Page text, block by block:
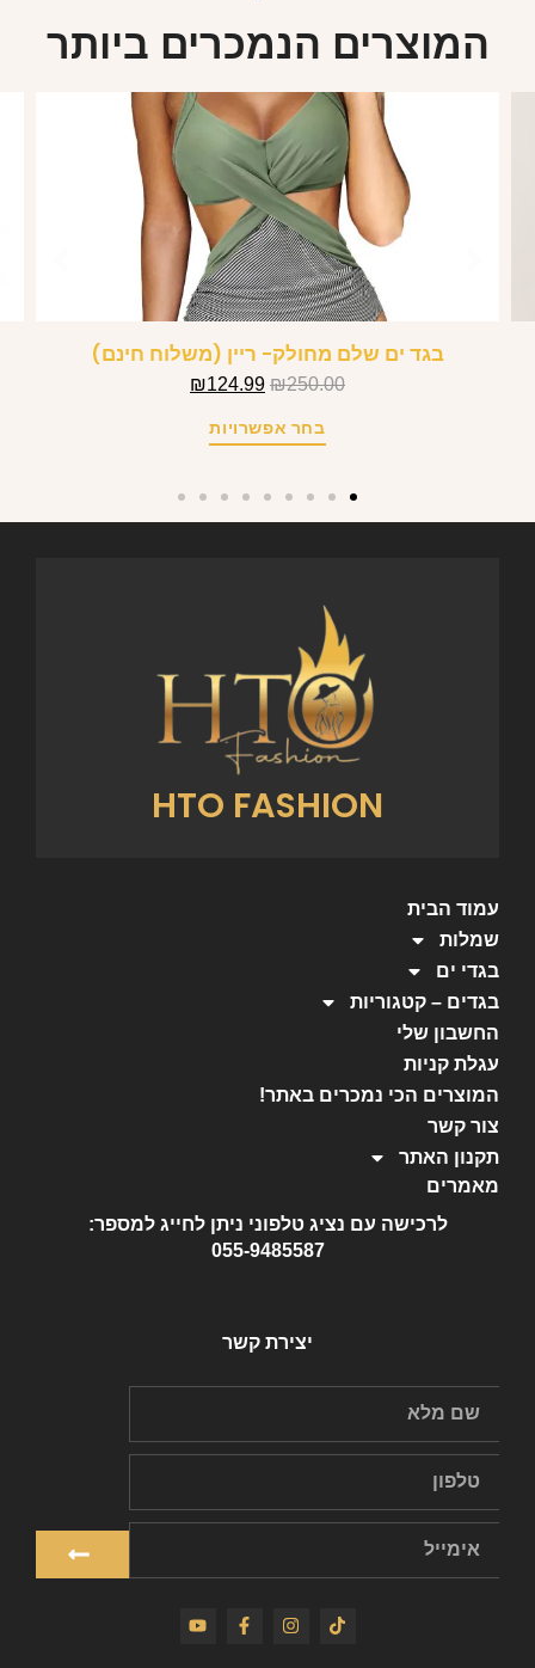
המוצרים הנמכרים ביותר
בגד ים שלם מחולק- ריין (משלוח חינם)
₪250.00
₪124.99
בחר אפשרויות
HTO FASHION
עמוד הבית
שמלות
בגדי ים
בגדים – קטגוריות
החשבון שלי
עגלת קניות
המוצרים הכי נמכרים באתר!
צור קשר
תקנון האתר
מאמרים
לרכישה עם נציג טלפוני ניתן לחייג למספר:
055-9485587
יצירת קשר